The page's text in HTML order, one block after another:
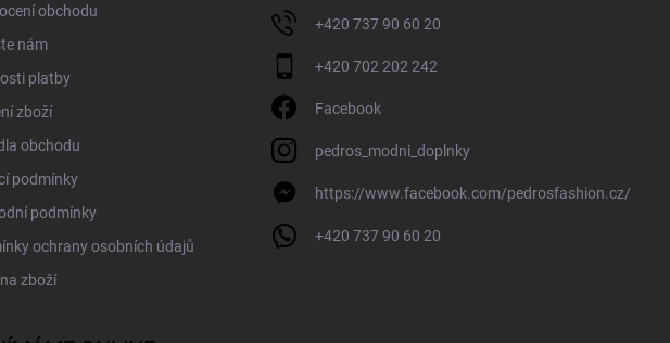
obchodu
nám
platby
zboží
obchodu
podmínky
podmínky
ochrany osobních údajů
zboží
+420 737 90 60 20
+420 702 202 242
Facebook
pedros_modni_doplnky
https://www.facebook.com/pedrosfashion.cz/
+420 737 90 60 20